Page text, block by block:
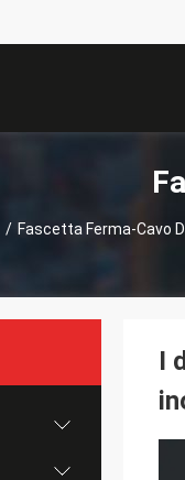
/ Fascetta Ferma-Cavo
I